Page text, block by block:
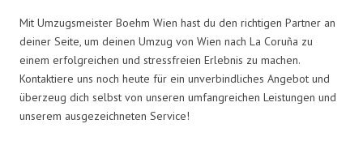
Mit Umzugsmeister Boehm Wien hast du den richtigen Partner an
deiner Seite, um deinen Umzug von Wien nach La Coruña zu
einem erfolgreichen und stressfreien Erlebnis zu machen.
Kontaktiere uns noch heute für ein unverbindliches Angebot und
überzeug dich selbst von unseren umfangreichen Leistungen und
unserem ausgezeichneten Service!